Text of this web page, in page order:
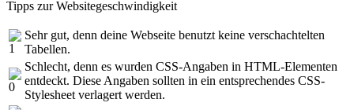
Tipps zur Websitegeschwindigkeit
Sehr gut, denn deine Webseite benutzt keine verschachtelten
Tabellen.
Schlecht, denn es wurden CSS-Angaben in HTML-Elementen
entdeckt. Diese Angaben sollten in ein entsprechendes CSS-
Stylesheet verlagert werden.